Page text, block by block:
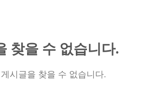
찾을 수 없습니다.
시글을 찾을 수 없습니다.